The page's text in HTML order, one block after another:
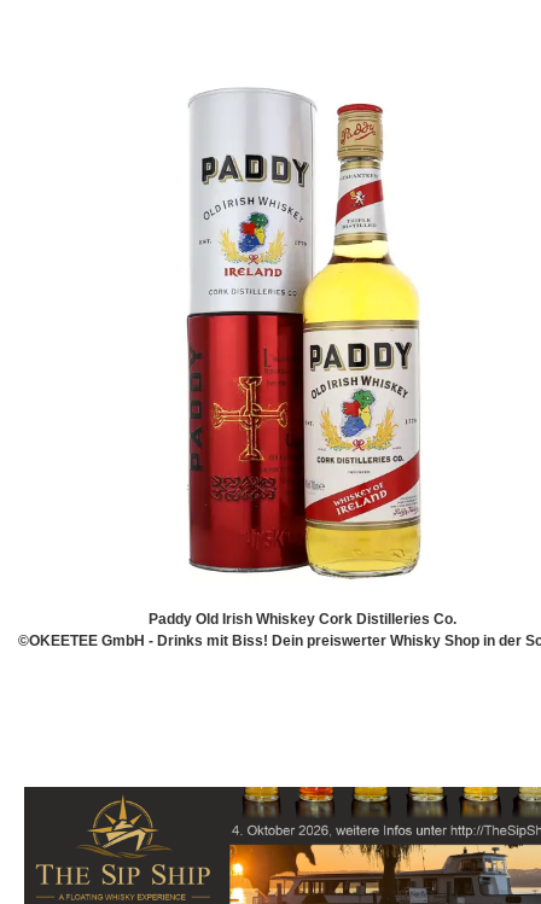
Paddy Old Irish Whiskey Cork Distilleries Co.
©OKEETEE GmbH - Drinks mit Biss! Dein preiswerter Whisky Shop in der